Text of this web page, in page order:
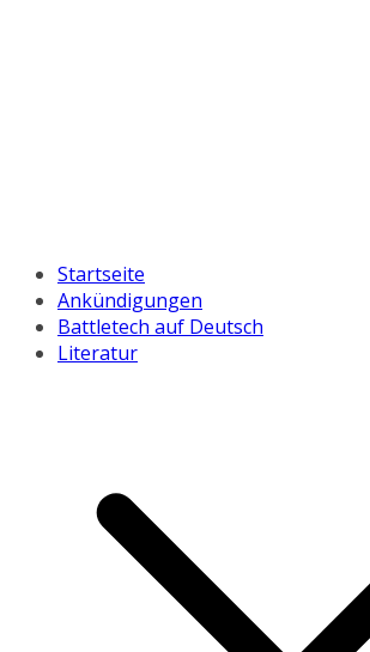
Startseite
Ankündigungen
Battletech auf Deutsch
Literatur